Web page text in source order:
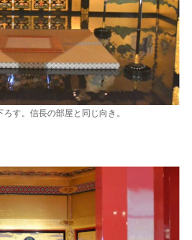
す。信長の部屋と同じ向き。